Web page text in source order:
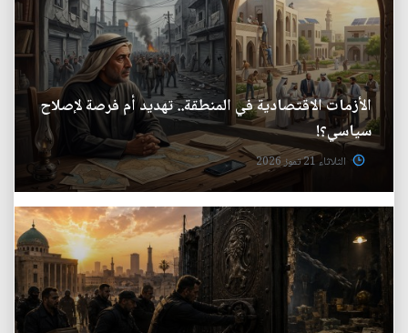
الأزمات الاقتصادية في المنطقة.. تهديد أم فرصة لإصلاح
سياسي؟!
الثلاثاء 21 تموز 2026